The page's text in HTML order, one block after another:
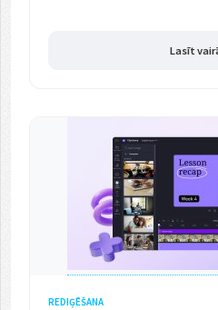
Lasīt
REDIĢĒŠANA